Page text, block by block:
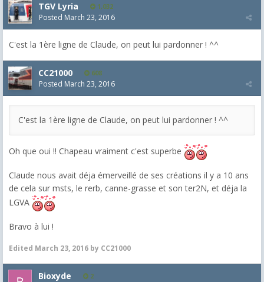
TGV Lyria 1,032
Posted March 23, 2016
C'est la 1ère ligne de Claude, on peut lui pardonner ! ^^
CC21000 608
Posted March 23, 2016
C'est la 1ère ligne de Claude, on peut lui pardonner ! ^^
Oh que oui !! Chapeau vraiment c'est superbe
Claude nous avait déja émerveillé de ses créations il y a 10 ans
de cela sur msts, le rerb, canne-grasse et son ter2N, et déja la
LGVA
Bravo à lui !
Edited March 23, 2016 by CC21000
Bioxyde 2